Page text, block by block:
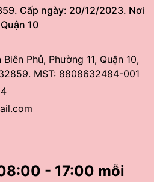
Cấp ngày: 20/12/2023. Nơi
10
Phủ, Phường 11, Quận 10,
MST: 8808632484-001
- 17:00 mỗi